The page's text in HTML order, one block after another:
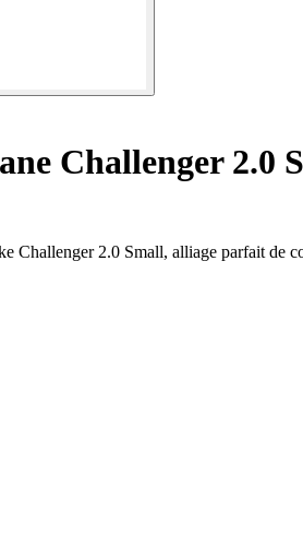
Challenger 2.0
Challenger 2.0 Small, alliage parfait de